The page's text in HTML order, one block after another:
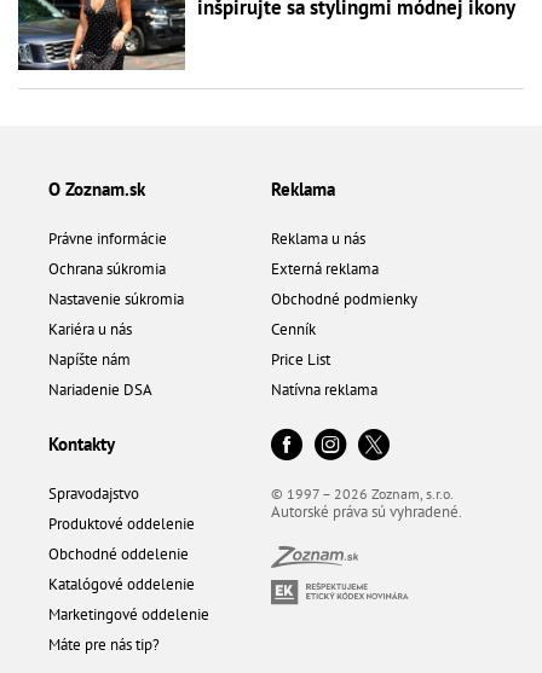
inšpirujte sa stylingmi módnej ikony
O Zoznam.sk
Právne informácie
Ochrana súkromia
Nastavenie súkromia
Kariéra u nás
Napíšte nám
Nariadenie DSA
Reklama
Reklama u nás
Externá reklama
Obchodné podmienky
Cenník
Price List
Natívna reklama
Kontakty
Spravodajstvo
Produktové oddelenie
Obchodné oddelenie
Katalógové oddelenie
Marketingové oddelenie
Máte pre nás tip?
© 1997 – 2026 Zoznam, s.r.o.
Autorské práva sú vyhradené.